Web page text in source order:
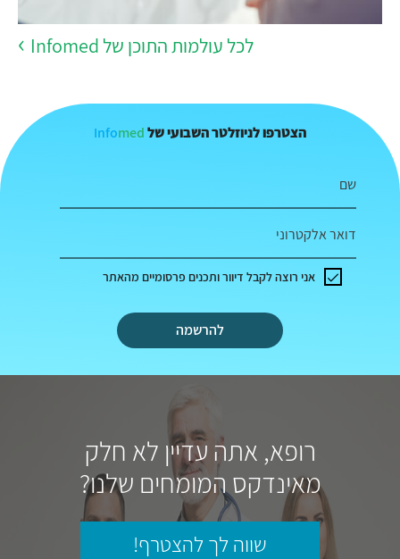
לכל עולמות התוכן של Infomed
הצטרפו לניוזלטר השבועי של Infomed
שם
דואר אלקטרוני
להרשמה
אני רוצה לקבל דיוור ותכנים פרסומיים מהאתר
רופא, אתה עדיין לא חלק
מאינדקס המומחים שלנו?
שווה לך להצטרף!